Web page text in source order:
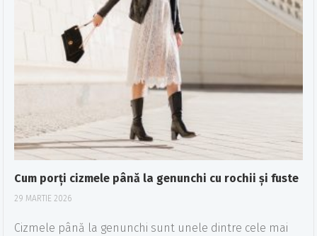
Cum porți cizmele până la genunchi cu rochii și fuste
29 MARTIE 2026
Cizmele până la genunchi sunt unele dintre cele mai